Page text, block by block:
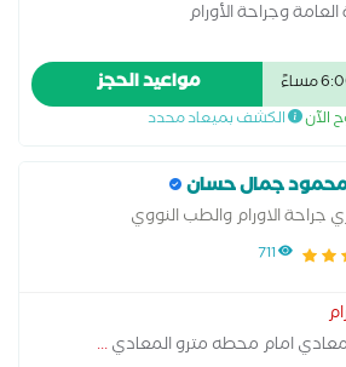
وجراحة الأورام
مواعيد الحجز
الآن الكشف بميعاد محدد
محمود جمال حسان
جراحة الاورام والطب النووي
711
...